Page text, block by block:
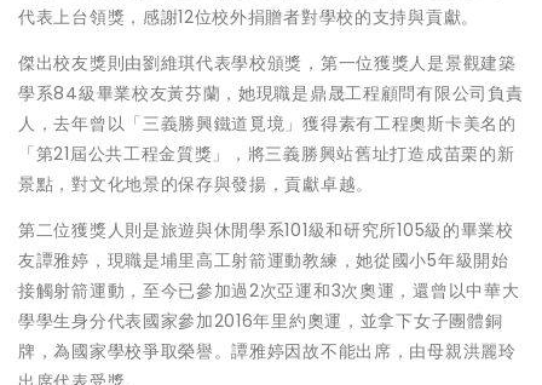
代表上台領獎，感謝12位校外捐贈者對學校的支持與貢獻。
傑出校友獎則由劉維琪代表學校頒獎，第一位獲獎人是景觀建築
學系84級畢業校友黃芬蘭，她現職是鼎晟工程顧問有限公司負責
人，去年曾以「三義勝興鐵道覓境」獲得素有工程奧斯卡美名的
「第21屆公共工程金質獎」，將三義勝興站舊址打造成苗栗的新
景點，對文化地景的保存與發揚，貢獻卓越。
第二位獲獎人則是旅遊與休閒學系101級和研究所105級的畢業校
友譚雅婷，現職是埔里高工射箭運動教練，她從國小5年級開始
接觸射箭運動，至今已參加過2次亞運和3次奧運，還曾以中華大
學學生身分代表國家參加2016年里約奧運，並拿下女子團體銅
牌，為國家學校爭取榮譽。譚雅婷因故不能出席，由母親洪麗玲